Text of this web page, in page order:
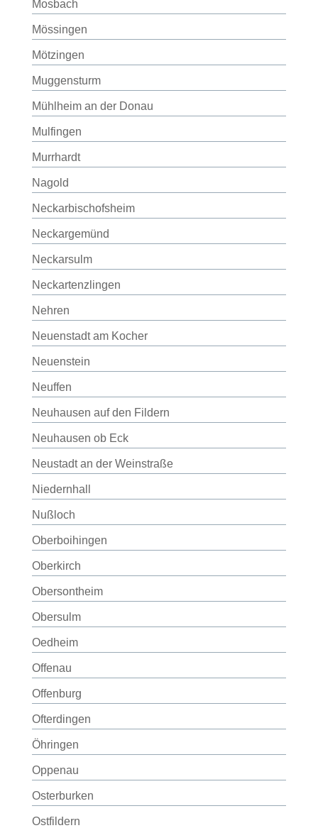
Mosbach
Mössingen
Mötzingen
Muggensturm
Mühlheim an der Donau
Mulfingen
Murrhardt
Nagold
Neckarbischofsheim
Neckargemünd
Neckarsulm
Neckartenzlingen
Nehren
Neuenstadt am Kocher
Neuenstein
Neuffen
Neuhausen auf den Fildern
Neuhausen ob Eck
Neustadt an der Weinstraße
Niedernhall
Nußloch
Oberboihingen
Oberkirch
Obersontheim
Obersulm
Oedheim
Offenau
Offenburg
Ofterdingen
Öhringen
Oppenau
Osterburken
Ostfildern